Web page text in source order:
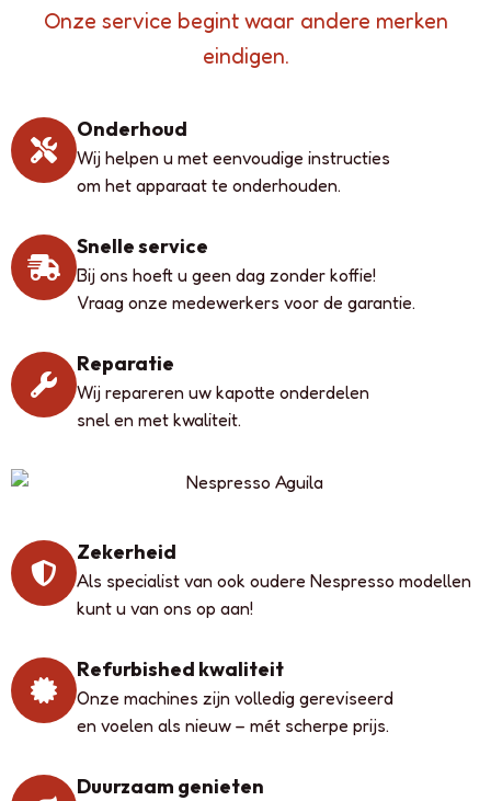
Onze service begint waar andere merken
eindigen.
Onderhoud
Wij helpen u met eenvoudige instructies
om het apparaat te onderhouden.
Snelle service
Bij ons hoeft u geen dag zonder koffie!
Vraag onze medewerkers voor de garantie.
Reparatie
Wij repareren uw kapotte onderdelen
snel en met kwaliteit.
Zekerheid
Als specialist van ook oudere Nespresso modellen
kunt u van ons op aan!
Refurbished kwaliteit
Onze machines zijn volledig gereviseerd
en voelen als nieuw – mét scherpe prijs.
Duurzaam genieten